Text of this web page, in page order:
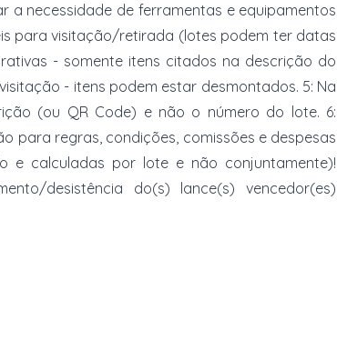
necessidade de ferramentas e equipamentos
para visitação/retirada (lotes podem ter datas
- somente itens citados na descrição do
- itens podem estar desmontados. 5: Na
(ou QR Code) e não o número do lote. 6:
para regras, condições, comissões e despesas
e calculadas por lote e não conjuntamente)!
desistência do(s) lance(s) vencedor(es)